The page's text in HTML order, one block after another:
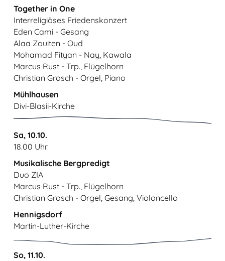
Together in One
Interreligiöses Friedenskonzert
Eden Cami - Gesang
Alaa Zouiten - Oud
Mohamad Fityan - Nay, Kawala
Marcus Rust - Trp., Flügelhorn
Christian Grosch - Orgel, Piano
Mühlhausen
Divi-Blasii-Kirche
Sa, 10.10.
18.00 Uhr
Musikalische Bergpredigt
Duo ZIA
Marcus Rust - Trp., Flügelhorn
Christian Grosch - Orgel, Gesang, Violoncello
Hennigsdorf
Martin-Luther-Kirche
So, 11.10.